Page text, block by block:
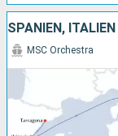
SPANIEN, ITALIEN
MSC Orchestra